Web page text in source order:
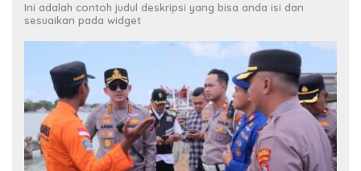
Ini adalah contoh judul deskripsi yang bisa anda isi dan
sesuaikan pada widget